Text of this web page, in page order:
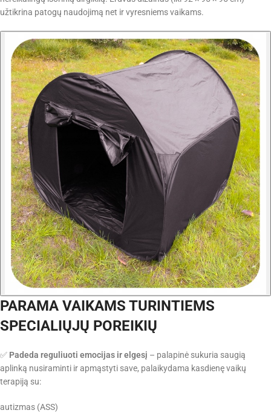
užtikrina patogų naudojimą net ir vyresniems vaikams.
PARAMA VAIKAMS TURINTIEMS
SPECIALIŲJŲ POREIKIŲ
✅ Padeda reguliuoti emocijas ir elgesį – palapinė sukuria saugią
aplinką nusiraminti ir apmąstyti save, palaikydama kasdienę vaikų
terapiją su:
autizmas (ASS)